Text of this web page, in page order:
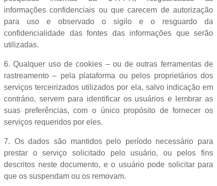
informações confidenciais ou que carecem de autorização
para uso e observado o sigilo e o resguardo da
confidencialidade das fontes das informações que serão
utilizadas.
6. Qualquer uso de cookies – ou de outras ferramentas de
rastreamento – pela plataforma ou pelos proprietários dos
serviços terceirizados utilizados por ela, salvo indicação em
contrário, servem para identificar os usuários e lembrar as
suas preferências, com o único propósito de fornecer os
serviços requeridos por eles.
7. Os dados são mantidos pelo período necessário para
prestar o serviço solicitado pelo usuário, ou pelos fins
descritos neste documento, e o usuário pode solicitar para
que os suspendam ou os removam.